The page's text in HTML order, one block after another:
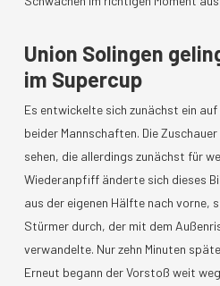
Union Solingen
im Supercup
Es entwickelte sich zunächst ein
beider Mannschaften. Die
sehen, die allerdings zunächst für
Wiederanpfiff änderte sich dieses
aus der eigenen Hälfte nach vorne,
Stürmer durch, der mit dem
verwandelte. Nur zehn Minuten
Erneut begann der Vorstoß weit